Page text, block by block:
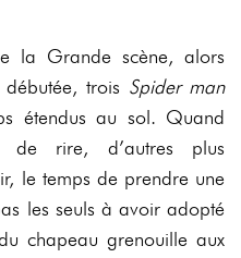
la Grande scène, alors
débutée, trois Spider man
étendus au sol. Quand
de rire, d’autres plus
le temps de prendre une
les seuls à avoir adopté
chapeau grenouille aux